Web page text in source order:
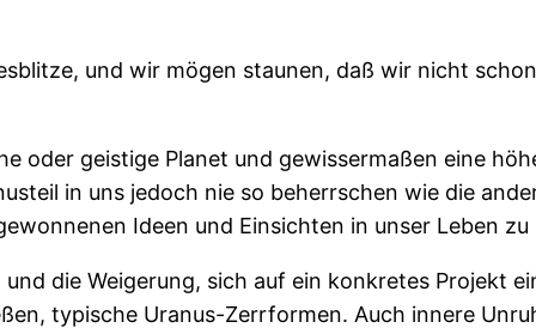
und wir mögen staunen, daß wir nicht
oder geistige Planet und gewissermaßen eine
in uns jedoch nie so beherrschen wie die
Ideen und Einsichten in unser Leben
die Weigerung, sich auf ein konkretes Projekt
typische Uranus-Zerrformen. Auch innere